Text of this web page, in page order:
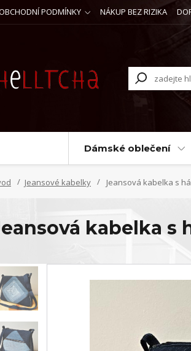
PODMÍNKY NÁKUP BEZ RIZIKA
Dámské oblečení
Jeansové kabelky Jeansová kabelka s
kabelka s